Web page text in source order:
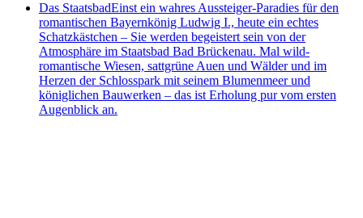
Das StaatsbadEinst ein wahres Aussteiger-Paradies für den
romantischen Bayernkönig Ludwig I., heute ein echtes
Schatzkästchen – Sie werden begeistert sein von der
Atmosphäre im Staatsbad Bad Brückenau. Mal wild-
romantische Wiesen, sattgrüne Auen und Wälder und im
Herzen der Schlosspark mit seinem Blumenmeer und
königlichen Bauwerken – das ist Erholung pur vom ersten
Augenblick an.